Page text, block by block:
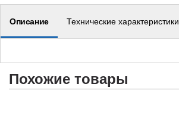
Описание Технические характеристики
Похожие товары